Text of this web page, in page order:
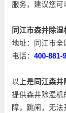
服务，建议您可
同江市森井除
地址：同江市全
电话： 400-881-
以上是 同江森
提供森井除湿机
障，跳闸，无法